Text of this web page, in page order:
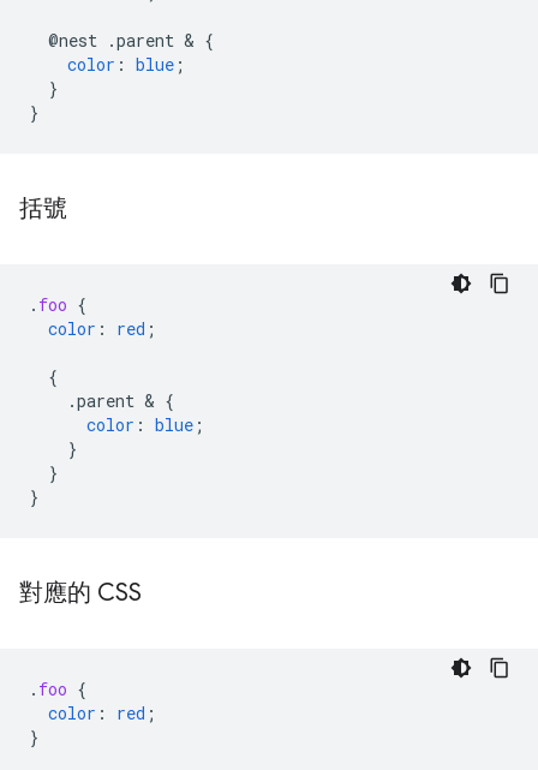
@nest .parent & {
color : blue ;
}
}
括號
. foo {
color : red ;
{
.parent & {
color : blue ;
}
}
}
對應的 CSS
. foo {
color : red ;
}